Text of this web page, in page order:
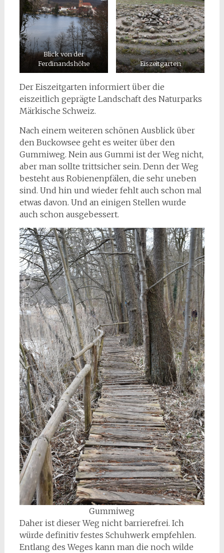
Blick von der
Ferdinandshöhe
Eiszeitgarten
Der Eiszeitgarten informiert über die
eiszeitlich geprägte Landschaft des Naturparks
Märkische Schweiz.
Nach einem weiteren schönen Ausblick über
den Buckowsee geht es weiter über den
Gummiweg. Nein aus Gummi ist der Weg nicht,
aber man sollte trittsicher sein. Denn der Weg
besteht aus Robienenpfälen, die sehr uneben
sind. Und hin und wieder fehlt auch schon mal
etwas davon. Und an einigen Stellen wurde
auch schon ausgebessert.
Gummiweg
Daher ist dieser Weg nicht barrierefrei. Ich
würde definitiv festes Schuhwerk empfehlen.
Entlang des Weges kann man die noch wilde